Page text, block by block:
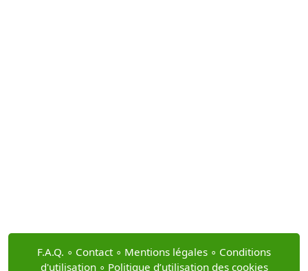
F.A.Q. ∘ Contact ∘ Mentions légales ∘ Conditions
d'utilisation∘ Politique d’utilisation des cookies